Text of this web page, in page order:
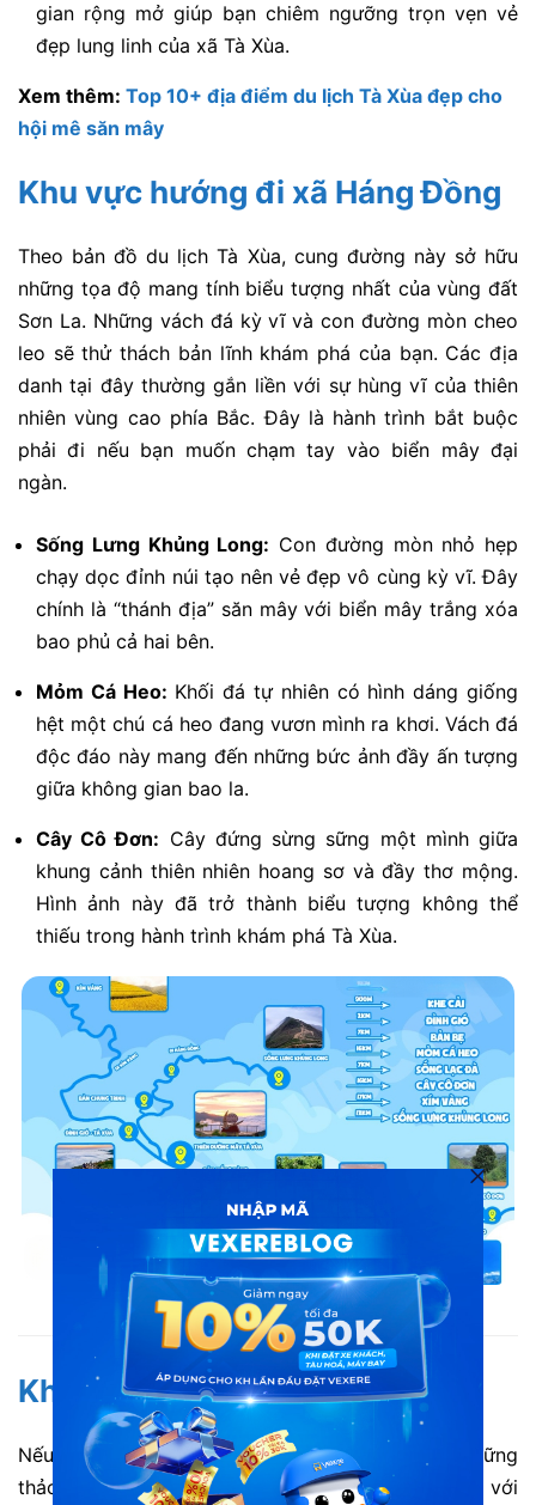
gian rộng mở giúp bạn chiêm ngưỡng trọn vẹn vẻ
đẹp lung linh của xã Tà Xùa.
Xem thêm: Top 10+ địa điểm du lịch Tà Xùa đẹp cho
hội mê săn mây
Khu vực hướng đi xã Háng Đồng
Theo bản đồ du lịch Tà Xùa, cung đường này sở hữu
những tọa độ mang tính biểu tượng nhất của vùng đất
Sơn La. Những vách đá kỳ vĩ và con đường mòn cheo
leo sẽ thử thách bản lĩnh khám phá của bạn. Các địa
danh tại đây thường gắn liền với sự hùng vĩ của thiên
nhiên vùng cao phía Bắc. Đây là hành trình bắt buộc
phải đi nếu bạn muốn chạm tay vào biển mây đại
ngàn.
Sống Lưng Khủng Long: Con đường mòn nhỏ hẹp
chạy dọc đỉnh núi tạo nên vẻ đẹp vô cùng kỳ vĩ. Đây
chính là “thánh địa” săn mây với biển mây trắng xóa
bao phủ cả hai bên.
Mỏm Cá Heo: Khối đá tự nhiên có hình dáng giống
hệt một chú cá heo đang vươn mình ra khơi. Vách đá
độc đáo này mang đến những bức ảnh đầy ấn tượng
giữa không gian bao la.
Cây Cô Đơn: Cây đứng sừng sững một mình giữa
khung cảnh thiên nhiên hoang sơ và đầy thơ mộng.
Hình ảnh này đã trở thành biểu tượng không thể
thiếu trong hành trình khám phá Tà Xùa.
Bản đồ các điểm check-in ở Tà Xùa
Khu vực hướng đi xã Xím Vàng
Nếu bạn yêu thích vẻ đẹp hoang sơ, hãy tìm đến những
thảo nguyên xanh mướt tại đây. Cảnh sắc bình yên với